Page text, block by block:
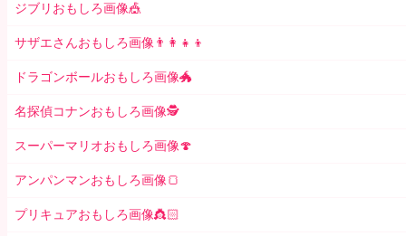
ジブリおもしろ画像🎪
サザエさんおもしろ画像👨‍👩‍👧‍👦
ドラゴンボールおもしろ画像🐲
名探偵コナンおもしろ画像🕵️
スーパーマリオおもしろ画像🍄
アンパンマンおもしろ画像🍞
プリキュアおもしろ画像👸🏻